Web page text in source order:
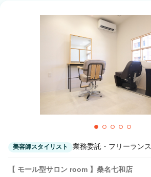
検索する
美容師スタイリスト 業務委託・フリーランス
【 モール型サロン room 】桑名七和店